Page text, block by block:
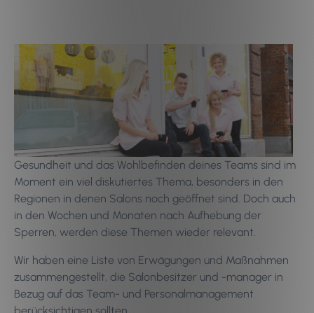
Gesundheit und das Wohlbefinden deines Teams sind im
Moment ein viel diskutiertes Thema, besonders in den
Regionen in denen Salons noch geöffnet sind. Doch auch
in den Wochen und Monaten nach Aufhebung der
Sperren, werden diese Themen wieder relevant.
Wir haben eine Liste von Erwägungen und Maßnahmen
zusammengestellt, die Salonbesitzer und -manager in
Bezug auf das Team- und Personalmanagement